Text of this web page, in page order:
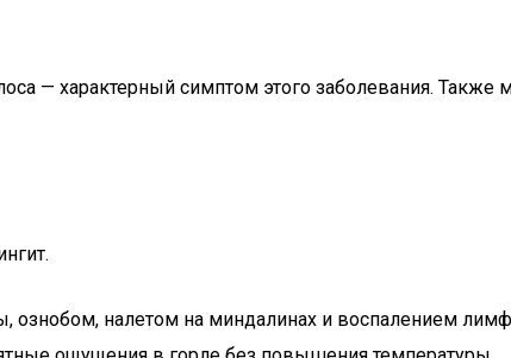
— характерный симптом этого заболевания. Также
налетом на миндалинах и воспалением